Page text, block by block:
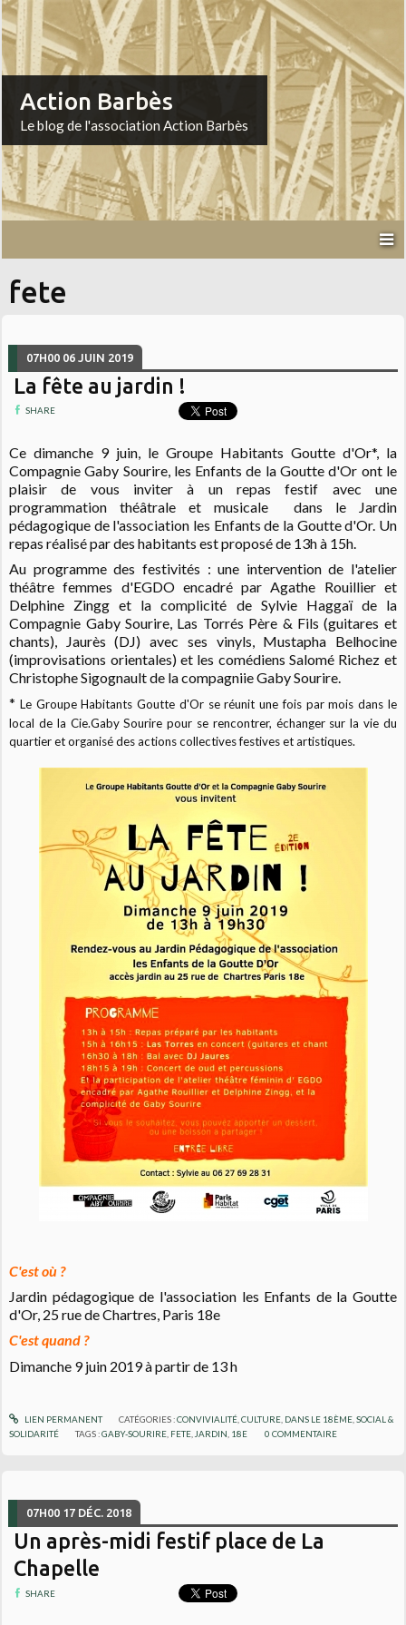
Action Barbès
Le blog de l'association Action Barbès
fete
07H00 06 JUIN 2019
La fête au jardin !
SHARE
Ce dimanche 9 juin, le Groupe Habitants Goutte d'Or*, la
Compagnie Gaby Sourire, les Enfants de la Goutte d'Or ont le
plaisir de vous inviter à un repas festif avec une
programmation théâtrale et musicale dans le Jardin
pédagogique de l'association les Enfants de la Goutte d'Or. Un
repas réalisé par des habitants est proposé de 13h à 15h.
Au programme des festivités : une intervention de l'atelier
théâtre femmes d'EGDO encadré par Agathe Rouillier et
Delphine Zingg et la complicité de Sylvie Haggaï de la
Compagnie Gaby Sourire, Las Torrés Père & Fils (guitares et
chants), Jaurès (DJ) avec ses vinyls, Mustapha Belhocine
(improvisations orientales) et les comédiens Salomé Richez et
Christophe Sigognault de la compagniieGaby Sourire.
* Le Groupe Habitants Goutte d'Or se réunit une fois par mois dans le
local de la Cie.Gaby Sourirepour se rencontrer, échanger sur la vie du
quartier et organisé des actions collectives festives et artistiques.
C'est où ?
Jardin pédagogique de l'association les Enfants de la Goutte
d'Or, 25 rue de Chartres, Paris 18e
C'est quand ?
Dimanche 9 juin 2019 à partir de 13 h
LIEN PERMANENT CATÉGORIES :CONVIVIALITÉ, CULTURE, DANS LE 18ÈME, SOCIAL &
SOLIDARITÉ
TAGS :GABY-SOURIRE FETE JARDIN 18E 0 COMMENTAIRE
07H00 17 DÉC. 2018
Un après-midi festif place de La
Chapelle
SHARE